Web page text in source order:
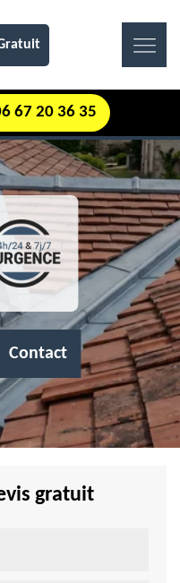
67 20 36 35
Contact
gratuit